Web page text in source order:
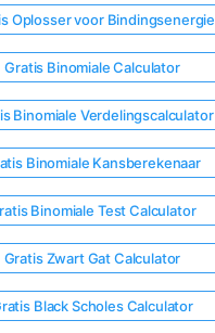
Oplosser voor Bindingsenergie
Gratis Binomiale Calculator
Binomiale Verdelingscalculator
Binomiale Kansberekenaar
Binomiale Test Calculator
Gratis Zwart Gat Calculator
Black Scholes Calculator